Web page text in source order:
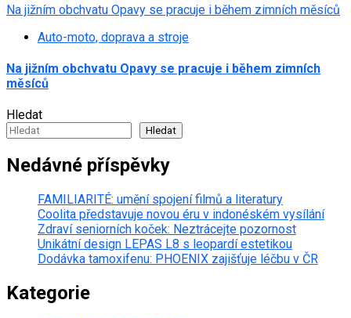
Na jižním obchvatu Opavy se pracuje i během zimních měsíců
Auto-moto, doprava a stroje
Na jižním obchvatu Opavy se pracuje i během zimních
měsíců
Hledat
Hledat
Nedávné příspěvky
FAMILIARITÉ: umění spojení filmů a literatury
Coolita představuje novou éru v indonéském vysílání
Zdraví seniorních koček: Neztrácejte pozornost
Unikátní design LEPAS L8 s leopardí estetikou
Dodávka tamoxifenu: PHOENIX zajišťuje léčbu v ČR
Kategorie